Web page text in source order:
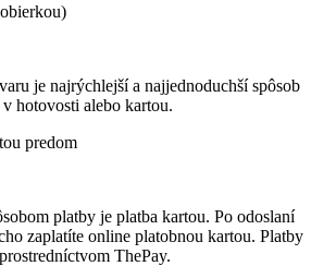
je najrýchlejší a najjednoduchší spôsob
hotovosti alebo kartou.
predom
platby je platba kartou. Po odoslaní
zaplatíte online platobnou kartou. Platby
ThePay.